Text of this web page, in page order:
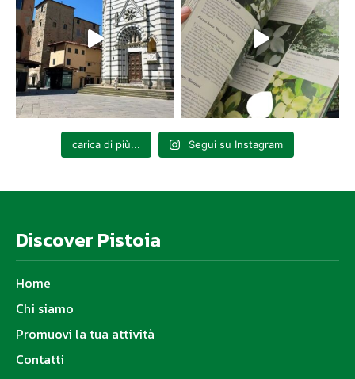
carica di più... Segui su Instagram
Discover Pistoia
Home
Chi siamo
Promuovi la tua attività
Contatti